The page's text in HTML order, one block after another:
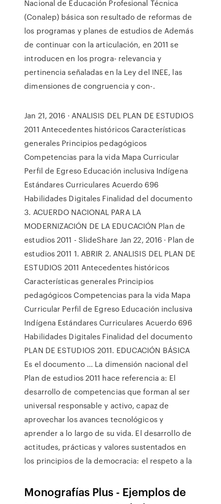
Nacional de Educación Profesional Técnica
(Conalep) básica son resultado de reformas de
los programas y planes de estudios de Además
de continuar con la articulación, en 2011 se
introducen en los progra- relevancia y
pertinencia señaladas en la Ley del INEE, las
dimensiones de congruencia y con-.
Jan 21, 2016 · ANALISIS DEL PLAN DE ESTUDIOS
2011 Antecedentes históricos Características
generales Principios pedagógicos
Competencias para la vida Mapa Curricular
Perfil de Egreso Educación inclusiva Indígena
Estándares Curriculares Acuerdo 696
Habilidades Digitales Finalidad del documento
3. ACUERDO NACIONAL PARA LA
MODERNIZACIÓN DE LA EDUCACIÓN Plan de
estudios 2011 - SlideShare Jan 22, 2016 · Plan de
estudios 2011 1. ABRIR 2. ANALISIS DEL PLAN DE
ESTUDIOS 2011 Antecedentes históricos
Características generales Principios
pedagógicos Competencias para la vida Mapa
Curricular Perfil de Egreso Educación inclusiva
Indígena Estándares Curriculares Acuerdo 696
Habilidades Digitales Finalidad del documento
PLAN DE ESTUDIOS 2011. EDUCACIÓN BÁSICA
Es el documento ... La dimensión nacional del
Plan de estudios 2011 hace referencia a: El
desarrollo de competencias que forman al ser
universal responsable y activo, capaz de
aprovechar los avances tecnológicos y
aprender a lo largo de su vida. El desarrollo de
actitudes, prácticas y valores sustentados en
los principios de la democracia: el respeto a la
Monografías Plus - Ejemplos de